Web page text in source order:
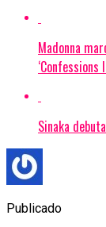
Madonna
‘Confessions
Sinaka
Publicado